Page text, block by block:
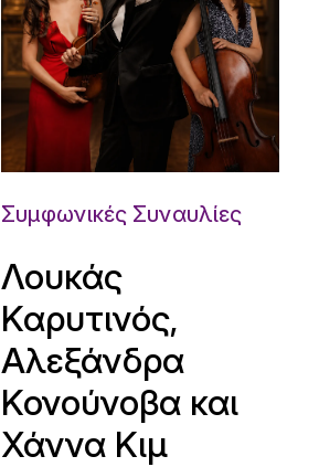
Συμφωνικές Συναυλίες
Λουκάς
Καρυτινός,
Αλεξάνδρα
Κονούνοβα και
Χάννα Κιμ